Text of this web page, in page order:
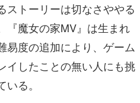
ストーリーは切なさややる
『魔女の家MV』は生まれ
易度の追加により、ゲーム
イしたことの無い人にも挑
る。